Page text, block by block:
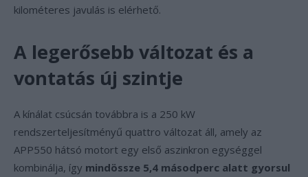
kilométeres javulás is elérhető.
A legerősebb változat és a
vontatás új szintje
A kínálat csúcsán továbbra is a 250 kW
rendszerteljesítményű quattro változat áll, amely az
APP550 hátsó motort egy első aszinkron egységgel
kombinálja, így mindössze 5,4 másodperc alatt gyorsul